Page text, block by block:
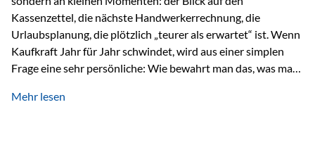
Kassenzettel, die nächste Handwerkerrechnung, die
Urlaubsplanung, die plötzlich „teurer als erwartet“ ist. Wenn
Kaufkraft Jahr für Jahr schwindet, wird aus einer simplen
Frage eine sehr persönliche: Wie bewahrt man das, was man
Sachwerten mit einer Investition in Sachwerte zu
Mehr lesen